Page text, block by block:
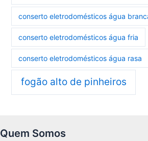
conserto eletrodomésticos água
conserto eletrodomésticos água fria
conserto eletrodomésticos água rasa
fogão alto de pinheiros
Quem Somos